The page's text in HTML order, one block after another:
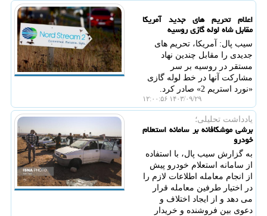
اعلام تحریم های جدید آمریکا
مقابل شاه لوله گازی روسیه
سیب پال: آمریکا، تحریم های
جدیدی را مقابل چندین نهاد
مستقر در روسیه بر سر
مشارکت آنها در خط لوله گازی
«نورد استریم 2» صادر کرد.
۱۴۰۳/۰۹/۲۹ ۱۲:۰۰:۵۶
یادداشت تحلیلی؛
برشی موشکافانه بر سامانه استعلام
خودرو
به گزارش سیب پال، با استفاده
از سامانه استعلام خودرو پیش
از انجام معامله اطلاعات لازم را
در اختیار طرفین معامله قرار
می دهد و از ایجاد اختلاف و
دعوی بین فروشنده و خریدار